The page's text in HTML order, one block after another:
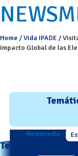
Home /Vida IPADE /
Impacto Global de las
Newsmedia
Temáticas